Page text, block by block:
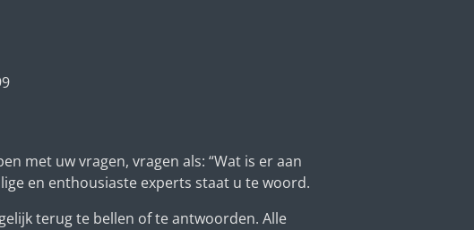
met uw vragen, vragen als: “Wat is er aan
en enthousiaste experts staat u te woord.
terug te bellen of te antwoorden. Alle